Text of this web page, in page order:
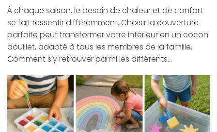
À chaque saison, le besoin de chaleur et de confort
se fait ressentir différemment. Choisir la couverture
parfaite peut transformer votre intérieur en un cocon
douillet, adapté à tous les membres de la famille.
Comment s’y retrouver parmi les différents…